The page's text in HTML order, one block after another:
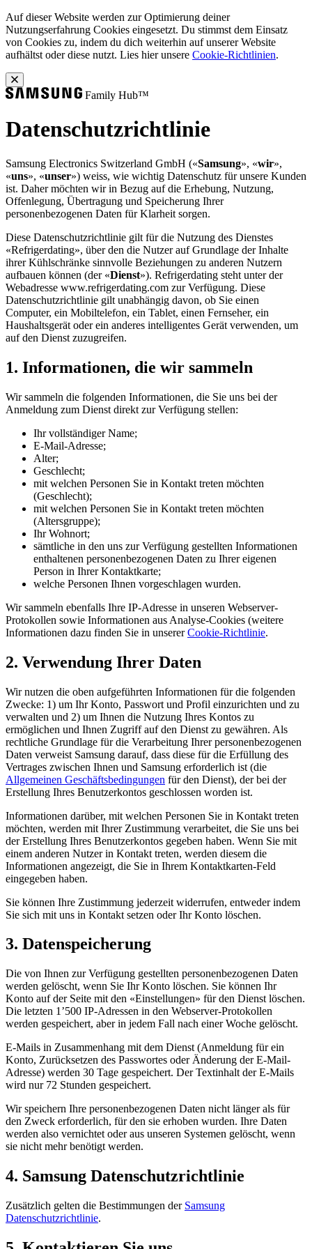
Auf dieser Website werden zur Optimierung deiner
Nutzungserfahrung Cookies eingesetzt. Du stimmst dem Einsatz
von Cookies zu, indem du dich weiterhin auf unserer Website
aufhältst oder diese nutzt. Lies hier unsere Cookie-Richtlinien.
Family Hub™
Datenschutzrichtlinie
Samsung Electronics Switzerland GmbH («Samsung», «wir»,
«uns», «unser») weiss, wie wichtig Datenschutz für unsere Kunden
ist. Daher möchten wir in Bezug auf die Erhebung, Nutzung,
Offenlegung, Übertragung und Speicherung Ihrer
personenbezogenen Daten für Klarheit sorgen.
Diese Datenschutzrichtlinie gilt für die Nutzung des Dienstes
«Refrigerdating», über den die Nutzer auf Grundlage der Inhalte
ihrer Kühlschränke sinnvolle Beziehungen zu anderen Nutzern
aufbauen können (der «Dienst»). Refrigerdating steht unter der
Webadresse www.refrigerdating.com zur Verfügung. Diese
Datenschutzrichtlinie gilt unabhängig davon, ob Sie einen
Computer, ein Mobiltelefon, ein Tablet, einen Fernseher, ein
Haushaltsgerät oder ein anderes intelligentes Gerät verwenden, um
auf den Dienst zuzugreifen.
1. Informationen, die wir sammeln
Wir sammeln die folgenden Informationen, die Sie uns bei der
Anmeldung zum Dienst direkt zur Verfügung stellen:
Ihr vollständiger Name;
E-Mail-Adresse;
Alter;
Geschlecht;
mit welchen Personen Sie in Kontakt treten möchten
(Geschlecht);
mit welchen Personen Sie in Kontakt treten möchten
(Altersgruppe);
Ihr Wohnort;
sämtliche in den uns zur Verfügung gestellten Informationen
enthaltenen personenbezogenen Daten zu Ihrer eigenen
Person in Ihrer Kontaktkarte;
welche Personen Ihnen vorgeschlagen wurden.
Wir sammeln ebenfalls Ihre IP-Adresse in unseren Webserver-
Protokollen sowie Informationen aus Analyse-Cookies (weitere
Informationen dazu finden Sie in unsererCookie-Richtlinie.
2. Verwendung Ihrer Daten
Wir nutzen die oben aufgeführten Informationen für die folgenden
Zwecke: 1) um Ihr Konto, Passwort und Profil einzurichten und zu
verwalten und 2) um Ihnen die Nutzung Ihres Kontos zu
ermöglichen und Ihnen Zugriff auf den Dienst zu gewähren. Als
rechtliche Grundlage für die Verarbeitung Ihrer personenbezogenen
Daten verweist Samsung darauf, dass diese für die Erfüllung des
Vertrages zwischen Ihnen und Samsung erforderlich ist (die
Allgemeinen Geschäftsbedingungen für den Dienst), der bei der
Erstellung Ihres Benutzerkontos geschlossen worden ist.
Informationen darüber, mit welchen Personen Sie in Kontakt treten
möchten, werden mit Ihrer Zustimmung verarbeitet, die Sie uns bei
der Erstellung Ihres Benutzerkontos gegeben haben. Wenn Sie mit
einem anderen Nutzer in Kontakt treten, werden diesem die
Informationen angezeigt, die Sie in Ihrem Kontaktkarten-Feld
eingegeben haben.
Sie können Ihre Zustimmung jederzeit widerrufen, entweder indem
Sie sich mit uns in Kontakt setzen oder Ihr Konto löschen.
3. Datenspeicherung
Die von Ihnen zur Verfügung gestellten personenbezogenen Daten
werden gelöscht, wenn Sie Ihr Konto löschen. Sie können Ihr
Konto auf der Seite mit den «Einstellungen» für den Dienst löschen.
Die letzten 1’500 IP-Adressen in den Webserver-Protokollen
werden gespeichert, aber in jedem Fall nach einer Woche gelöscht.
E-Mails in Zusammenhang mit dem Dienst (Anmeldung für ein
Konto, Zurücksetzen des Passwortes oder Änderung der E-Mail-
Adresse) werden 30 Tage gespeichert. Der Textinhalt der E-Mails
wird nur 72 Stunden gespeichert.
Wir speichern Ihre personenbezogenen Daten nicht länger als für
den Zweck erforderlich, für den sie erhoben wurden. Ihre Daten
werden also vernichtet oder aus unseren Systemen gelöscht, wenn
sie nicht mehr benötigt werden.
4. Samsung Datenschutzrichtlinie
Zusätzlich gelten die Bestimmungen der Samsung
Datenschutzrichtlinie.